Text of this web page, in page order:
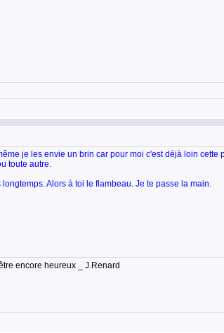
je les envie un brin car pour moi c'est déjà loin cette
toute autre.
Alors à toi le flambeau. Je te passe la main.
encore heureux _ J.Renard